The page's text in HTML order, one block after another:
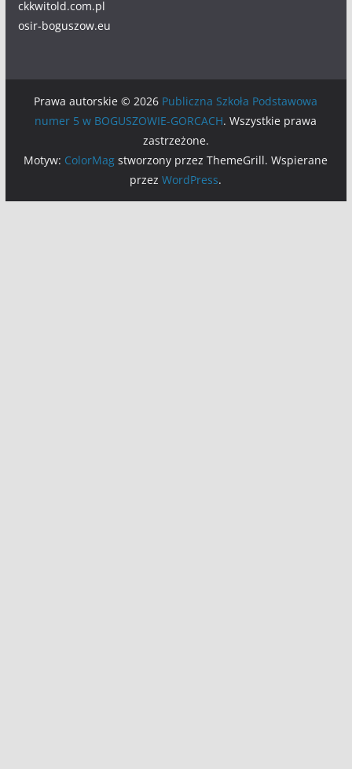
ckkwitold.com.pl
osir-boguszow.eu
Prawa autorskie © 2026 Publiczna Szkoła Podstawowa
numer 5 w BOGUSZOWIE-GORCACH. Wszystkie prawa
zastrzeżone.
Motyw: ColorMag stworzony przez ThemeGrill. Wspierane
przezWordPress.